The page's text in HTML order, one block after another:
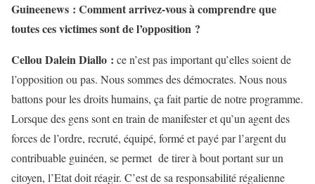
Guineenews : Comment arrivez-vous à comprendre que
toutes ces victimes sont de l’opposition ?
Cellou Dalein Diallo : ce n’est pas important qu’elles soient de
l’opposition ou pas. Nous sommes des démocrates. Nous nous
battons pour les droits humains, ça fait partie de notre programme.
Lorsque des gens sont en train de manifester et qu’un agent des
forces de l’ordre, recruté, équipé, formé et payé par l’argent du
contribuable guinéen, se permet de tirer à bout portant sur un
citoyen, l’Etat doit réagir. C’est de sa responsabilité régalienne